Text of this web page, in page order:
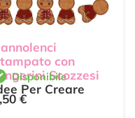
con
Scozzesi
Per Creare
Disponibile
€